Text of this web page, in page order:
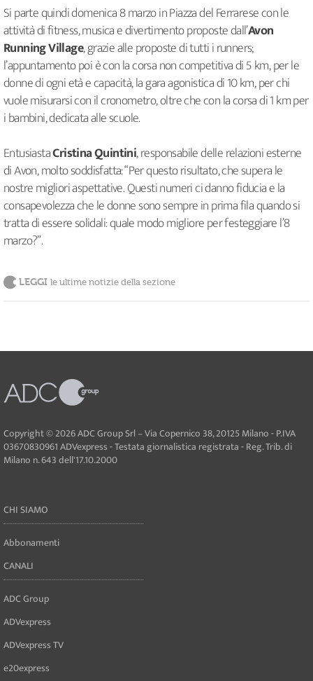
Si parte quindi domenica 8 marzo in Piazza del Ferrarese con le
attività di fitness, musica e divertimento proposte dall’Avon
Running Village, grazie alle proposte di tutti i runners;
l’appuntamento poi è con la corsa non competitiva di 5 km, per le
donne di ogni età e capacità, la gara agonistica di 10 km, per chi
vuole misurarsi con il cronometro, oltre che con la corsa di 1 km per
i bambini, dedicata alle scuole.
EntusiastaCristina Quintini, responsabile delle relazioni esterne
di Avon, molto soddisfatta: “Per questo risultato, che supera le
nostre migliori aspettative. Questi numeri ci danno fiducia e la
consapevolezza che le donne sono sempre in prima fila quando si
tratta di essere solidali: quale modo migliore per festeggiare l’8
marzo?”.
LEGGI le ultime notizie della sezione
Copyright © 2026 ADC Group Srl – Via Copernico 38, 20125 Milano - P.IVA
03670830961 ADVexpress - Testata giornalistica registrata - Reg. Trib. di
Milano n. 643 dell'17.10.2000
CHI SIAMO
Abbonamenti
CANALI
ADC Group
ADVexpress
ADVexpress TV
e20express